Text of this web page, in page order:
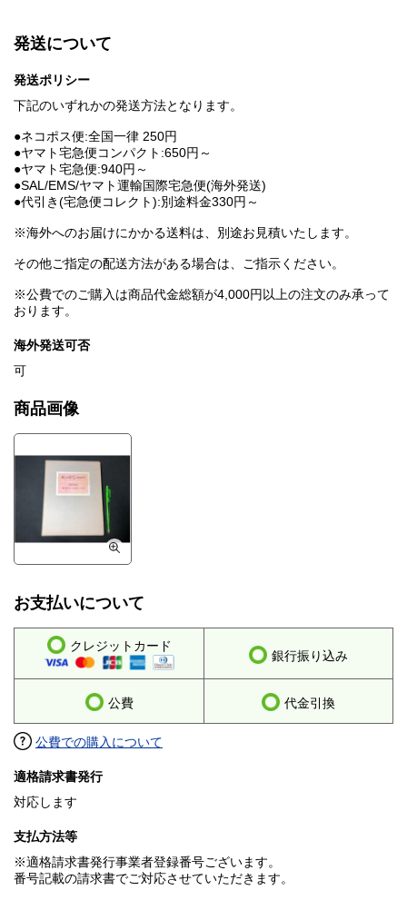
発送について
発送ポリシー
下記のいずれかの発送方法となります。
●ネコポス便:全国一律 250円
●ヤマト宅急便コンパクト:650円～
●ヤマト宅急便:940円～
●SAL/EMS/ヤマト運輸国際宅急便(海外発送)
●代引き(宅急便コレクト):別途料金330円～
※海外へのお届けにかかる送料は、別途お見積いたします。
その他ご指定の配送方法がある場合は、ご指示ください。
※公費でのご購入は商品代金総額が4,000円以上の注文のみ承って
おります。
海外発送可否
可
商品画像
お支払いについて
クレジットカード
銀行振り込み
公費 代金引換
公費での購入について
適格請求書発行
対応します
支払方法等
※適格請求書発行事業者登録番号ございます。
番号記載の請求書でご対応させていただきます。